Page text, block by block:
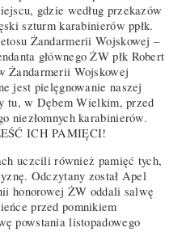
gdzie według przekazów
szturm karabinierów ppłk.
Żandarmerii Wojskowej –
głównego ŻW płk Robert
Żandarmerii Wojskowej
jest pielęgnowanie naszej
tu, w Dębem Wielkim, przed
niezłomnych karabinierów.
ICH PAMIĘCI!
uczcili również pamięć tych,
Odczytany został Apel
honorowej ŻW oddali salwę
przed pomnikiem
powstania listopadowego